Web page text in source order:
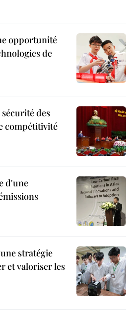
opportunité
de
des
compétitivité
d'une
stratégie
et valoriser les